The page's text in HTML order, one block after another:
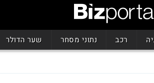
רכב נתוני מסחר שער הדולר